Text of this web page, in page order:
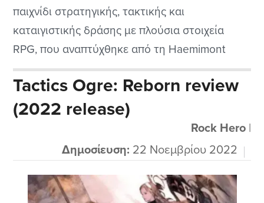
παιχνίδι στρατηγικής, τακτικής και
καταιγιστικής δράσης με πλούσια στοιχεία
RPG, που αναπτύχθηκε από τη Haemimont
Games και κυκλοφόρησε από την THQ Nordic.
Είναι η τρίτη κύρια προσθήκη στη σειρά
Jagged Alliance, η οποία κυκλοφόρησε για
Tactics Ogre: Reborn review
(2022 release)
Rock Hero|
Δημοσίευση: 22 Νοεμβρίου 2022